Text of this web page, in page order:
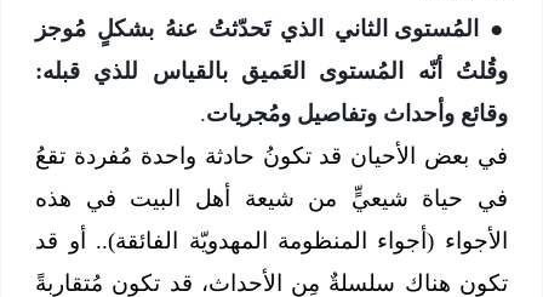
●
المُستوى الثاني الذي تَحدّثتُ عنهُ بشكلٍ مُوجز
وقُلتُ أنّه المُستوى العَميق بالقياس للذي قبله:
وقائع وأحداث وتفاصيل ومُجريات.
في بعض الأحيان قد تكونُ حادثة واحدة مُفردة تقعُ
في حياة شيعيٍّ من شيعة أهل البيت في هذه
الأجواء (أجواء المنظومة المهدويّة الفائقة).. أو قد
تكون هناك سلسلةٌ مِن الأحداث، قد تكون مُتقاربةً